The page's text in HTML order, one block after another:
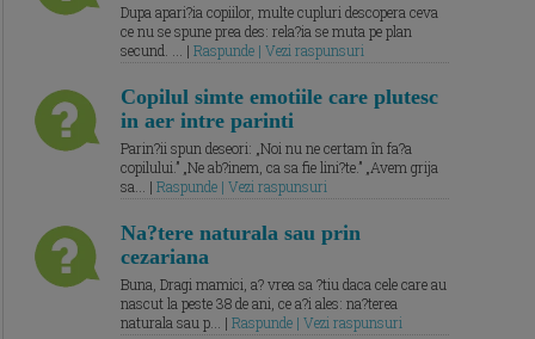
Dupa apari?ia copiilor, multe cupluri descopera ceva
ce nu se spune prea des: rela?ia se muta pe plan
secund. ... | Raspunde | Vezi raspunsuri
Copilul simte emotiile care plutesc
in aer intre parinti
Parin?ii spun deseori: „Noi nu ne certam în fa?a
copilului.” „Ne ab?inem, ca sa fie lini?te.” „Avem grija
sa... | Raspunde | Vezi raspunsuri
Na?tere naturala sau prin
cezariana
Buna, Dragi mamici, a? vrea sa ?tiu daca cele care au
nascut la peste 38 de ani, ce a?i ales: na?terea
naturala sau p... | Raspunde | Vezi raspunsuri